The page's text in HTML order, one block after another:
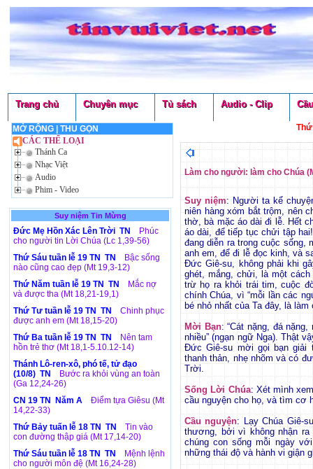
Trang chủ Chuyên mục Tủ sách Audio - Clip
MỞ RỘNG| THU GỌN
CÁC THỂ LOẠI
Thánh Ca
Nhạc Việt
Audio
Phim - Video
Suy niệm Tin Mừng
Đức Mẹ Hồn Xác Lên Trời TN
Phúc
cho người tin Lời Chúa (Lc 1,39-56)
Thứ Sáu tuần lễ 19 TN TN
Bậc sống
nào cũng cao đẹp (Mt 19,3-12)
Thứ Năm tuần lễ 19 TN TN
Mắc nợ
và được tha (Mt 18,21-19,1)
Thứ Tư tuần lễ 19 TN TN
Chinh phục
được anh em (Mt 18,15-20)
Thứ Ba tuần lễ 19 TN TN
Nên tam
hồn trẻ thơ (Mt 18,1-5.10.12-14)
Thánh Lô-ren-xô, phó tế, tử đạo
(10/8) TN
Bước ra khỏi vùng an toàn
(Ga 12,24-26)
CN 19 TN Năm A
Điểm tựa Giêsu (Mt
14,22-33)
Thứ Bảy tuấn lễ 18 TN TN
Tin vào
con đường thập giá (Mt 17,14-20)
Thứ Sáu tuần lễ 18 TN TN
Mệnh lệnh
cho người môn đệ (Mt 16,24-28)
Làm cho người: làm cho Chúa
Suy niệm: Người ta kể
niên hàng xóm bắt trộm, nên
thờ, bà mặc áo dài đi lễ. Hết
áo dài, để tiếp tục chửi tập
đang diễn ra trong cuộc sống,
anh em, để đi lễ đọc kinh, và
Đức Giê-su, không phải khi
ghét, mắng, chửi, là một
trừ họ ra khỏi trái tim, cuộc
chính Chúa, vì “mỗi lần các
bé nhỏ nhất của Ta đây, là làm
Mời Bạn: “Cát nặng, đá
nhiều” (ngạn ngữ Nga). Thật
Đức Giê-su mời gọi bạn giải
thanh thản, nhẹ nhõm và có
Trời.
Sống Lời Chúa: Xét mình
cầu nguyện cho họ, và tìm cơ
Cầu nguyện: Lạy Chúa Giê-
thương, bởi vì không nhận
chúng con sống mỗi ngày
những thái độ và hành vi giận